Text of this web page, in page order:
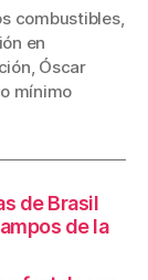
combustibles,
en
, Óscar
mínimo
de Brasil
de la